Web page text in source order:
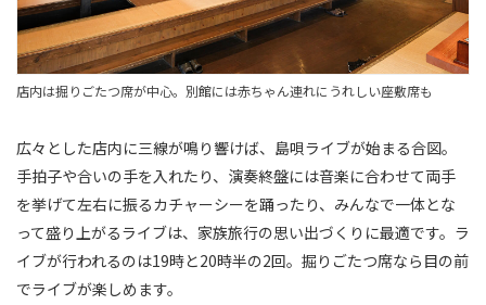
店内は掘りごたつ席が中心。別館には赤ちゃん連れにうれしい座敷席も
広々とした店内に三線が鳴り響けば、島唄ライブが始まる合図。
手拍子や合いの手を入れたり、演奏終盤には音楽に合わせて両手
を挙げて左右に振るカチャーシーを踊ったり、みんなで一体とな
って盛り上がるライブは、家族旅行の思い出づくりに最適です。ラ
イブが行われるのは19時と20時半の2回。掘りごたつ席なら目の前
でライブが楽しめます。